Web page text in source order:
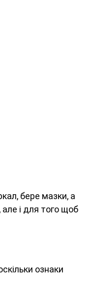
бере мазки, а
і для того щоб
ознаки